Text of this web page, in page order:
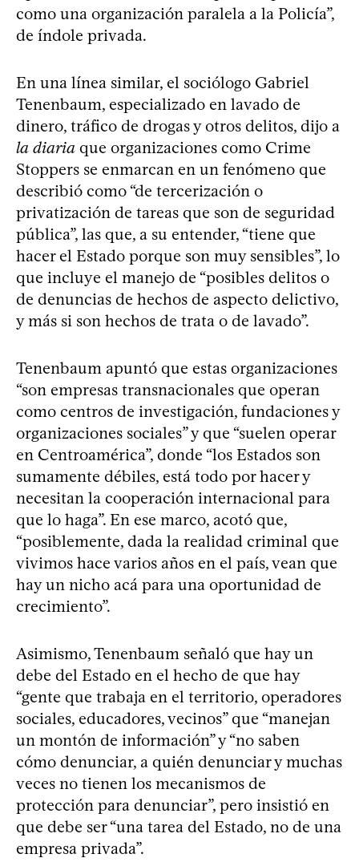
como una organización paralela a la Policía”,
de índole privada.
En una línea similar, el sociólogo Gabriel
Tenenbaum, especializado en lavado de
dinero, tráfico de drogas y otros delitos, dijo a
la diaria que organizaciones como Crime
Stoppers se enmarcan en un fenómeno que
describió como “de tercerización o
privatización de tareas que son de seguridad
pública”, las que, a su entender, “tiene que
hacer el Estado porque son muy sensibles”, lo
que incluye el manejo de “posibles delitos o
de denuncias de hechos de aspecto delictivo,
y más si son hechos de trata o de lavado”.
Tenenbaum apuntó que estas organizaciones
“son empresas transnacionales que operan
como centros de investigación, fundaciones y
organizaciones sociales” y que “suelen operar
en Centroamérica”, donde “los Estados son
sumamente débiles, está todo por hacer y
necesitan la cooperación internacional para
que lo haga”. En ese marco, acotó que,
“posiblemente, dada la realidad criminal que
vivimos hace varios años en el país, vean que
hay un nicho acá para una oportunidad de
crecimiento”.
Asimismo, Tenenbaum señaló que hay un
debe del Estado en el hecho de que hay
“gente que trabaja en el territorio, operadores
sociales, educadores, vecinos” que “manejan
un montón de información” y “no saben
cómo denunciar, a quién denunciar y muchas
veces no tienen los mecanismos de
protección para denunciar”, pero insistió en
que debe ser “una tarea del Estado, no de una
empresa privada”.